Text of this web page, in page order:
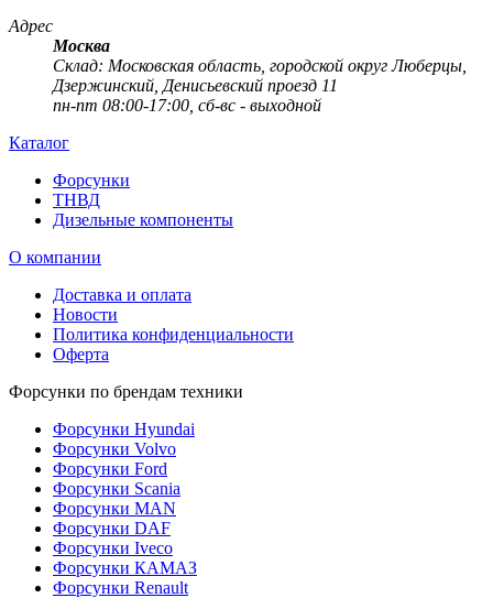
Адрес
Москва
Cклад: Московская область, городской округ Люберцы,
Дзержинский, Денисьевский проезд 11
пн-пт 08:00-17:00, сб-вс - выходной
Каталог
Форсунки
ТНВД
Дизельные компоненты
О компании
Доставка и оплата
Новости
Политика конфиденциальности
Оферта
Форсунки по брендам техники
Форсунки Hyundai
Форсунки Volvo
Форсунки Ford
Форсунки Scania
Форсунки MAN
Форсунки DAF
Форсунки Iveco
Форсунки КАМАЗ
Форсунки Renault